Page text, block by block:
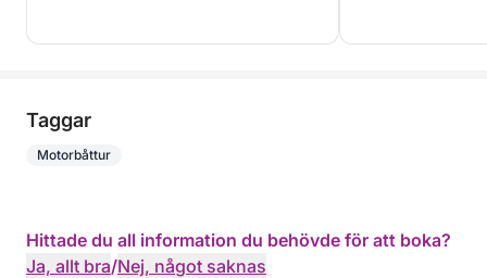
Taggar
Motorbåttur
Hittade du all information du behövde för att boka?
Ja, allt bra/Nej, något saknas